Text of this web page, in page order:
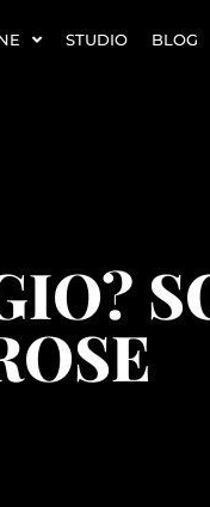
STUDIO BLOG